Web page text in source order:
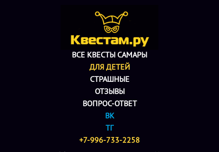
ВСЕ КВЕСТЫ САМАРЫ
ДЛЯ ДЕТЕЙ
СТРАШНЫЕ
ОТЗЫВЫ
ВОПРОС-ОТВЕТ
ВК
ТГ
+7-996-733-2258